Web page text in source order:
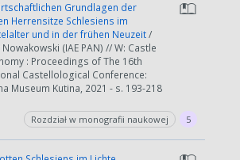
Grundlagen der
Herrensitze Schlesiens im
und in der frühen Neuzeit/
(IAE PAN) // W: Castle
: Proceedings of The 16th
Castellological Conference:
Museum Kutina, 2021 - s. 193-218
Rozdział w monografii naukowej 5